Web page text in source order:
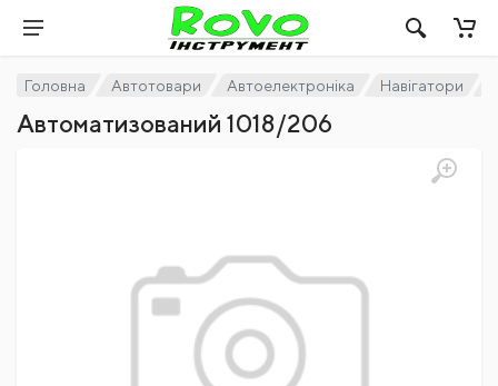
Головна Автотовари Автоелектроніка Навігатори
Автоматизований 1018/206